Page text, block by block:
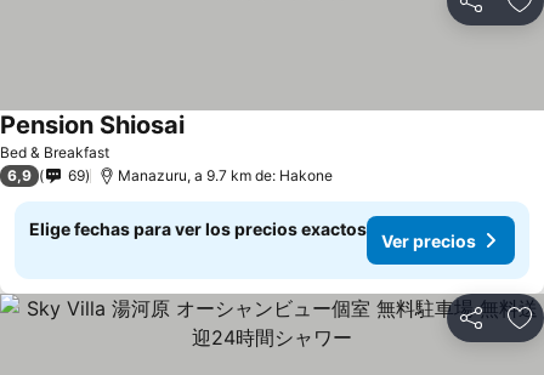
Compartir
Bed & Breakfast
Pension Shiosai
6,9 69 Manazuru, a 9.7 km de: Hakone
Elige fechas para ver los precios exactos
Ver precios
Compartir